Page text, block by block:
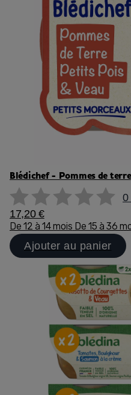
Blédichef - Pommes de
0
17,20 €
De 12 à 14 mois De 15 à 36
Ajouter au panier